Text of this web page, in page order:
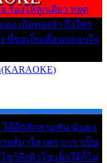
ร้องไห้ลูกเดียว หยุด
ง เถิดทองจ๋า ถึงใคร
พี่ขอเป็นเพื่อนปลอบใจ
ได้อีกสักสามพัน ฉันคง
ยส์มาใส่ เพราะเราเป็น
ชว์ถึงหิวโซ เด็กใต้ก็ไม่